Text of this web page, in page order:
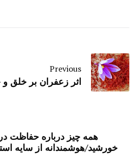
Previous
اثر زعفران بر خلق و
همه چیز درباره حفاظت در
خورشید/هوشمندانه از سایه